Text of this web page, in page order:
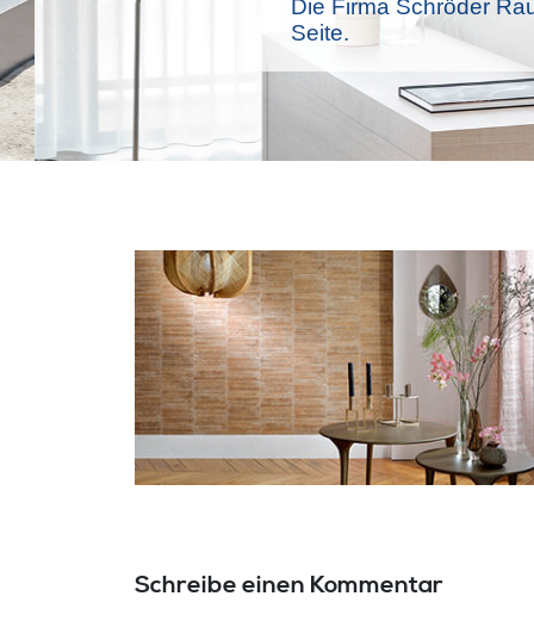
Die Firma Schröder
Seite.
Schreibe einen Kommentar